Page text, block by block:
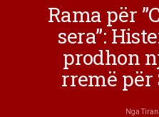
Rama për
sera”:
prodhon
rremë
Nga